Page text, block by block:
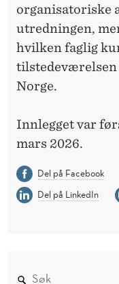
organisatoriske
utredningen,
hvilken faglig
tilstedeværelsen
Norge.
Innlegget var
mars 2026.
Del på Facebook
Del på LinkedIn